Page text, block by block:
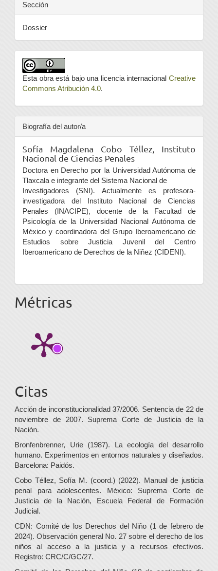
Sección
Dossier
Esta obra está bajo una licencia internacional Creative
Commons Atribución 4.0.
Biografía del autor/a
Sofía Magdalena Cobo Téllez, Instituto
Nacional de Ciencias Penales
Doctora en Derecho por la Universidad Autónoma de
Tlaxcala e integrante del Sistema Nacional de
Investigadores (SNI). Actualmente es profesora-
investigadora del Instituto Nacional de Ciencias
Penales (INACIPE), docente de la Facultad de
Psicología de la Universidad Nacional Autónoma de
México y coordinadora del Grupo Iberoamericano de
Estudios sobre Justicia Juvenil del Centro
Iberoamericano de Derechos de la Niñez (CIDENI).
Métricas
Citas
Acción de inconstitucionalidad 37/2006. Sentencia de 22 de
noviembre de 2007. Suprema Corte de Justicia de la
Nación.
Bronfenbrenner, Urie (1987). La ecología del desarrollo
humano. Experimentos en entornos naturales y diseñados.
Barcelona: Paidós.
Cobo Téllez, Sofía M. (coord.) (2022). Manual de justicia
penal para adolescentes. México: Suprema Corte de
Justicia de la Nación, Escuela Federal de Formación
Judicial.
CDN: Comité de los Derechos del Niño (1 de febrero de
2024). Observación general No. 27 sobre el derecho de los
niños al acceso a la justicia y a recursos efectivos.
Registro: CRC/C/GC/27.